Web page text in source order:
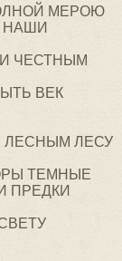
МЕРОЮ
НАШИ
ЧЕСТНЫМ
ВЕК
ЛЕСНЫМ ЛЕСУ
ТЕМНЫЕ
ПРЕДКИ